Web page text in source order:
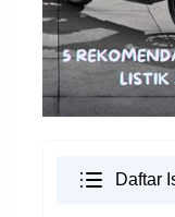
Daftar